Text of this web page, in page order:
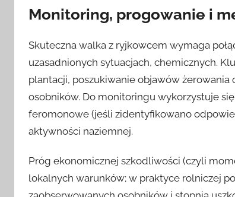
Monitoring, progowanie i
Skuteczna walka z ryjkowcem wymaga
uzasadnionych sytuacjach, chemicznych.
plantacji, poszukiwanie objawów żerowania
osobników. Do monitoringu wykorzystuje
feromonowe (jeśli zidentyfikowano
aktywności naziemnej.
Próg ekonomicznej szkodliwości (czyli
lokalnych warunków; w praktyce rolniczej